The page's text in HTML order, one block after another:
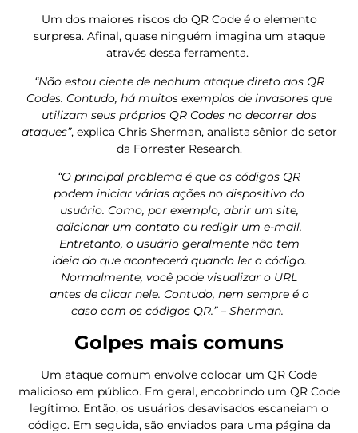
Um dos maiores riscos do QR Code é o elemento
surpresa. Afinal, quase ninguém imagina um ataque
através dessa ferramenta.
“Não estou ciente de nenhum ataque direto aos QR
Codes. Contudo, há muitos exemplos de invasores que
utilizam seus próprios QR Codes no decorrer dos
ataques”, explica Chris Sherman, analista sênior do setor
da Forrester Research.
“O principal problema é que os códigos QR
podem iniciar várias ações no dispositivo do
usuário. Como, por exemplo, abrir um site,
adicionar um contato ou redigir um e-mail.
Entretanto, o usuário geralmente não tem
ideia do que acontecerá quando ler o código.
Normalmente, você pode visualizar o URL
antes de clicar nele. Contudo, nem sempre é o
caso com os códigos QR.” – Sherman.
Golpes mais comuns
Um ataque comum envolve colocar um QR Code
malicioso em público. Em geral, encobrindo um QR Code
legítimo. Então, os usuários desavisados ​​escaneiam o
código. Em seguida, são enviados para uma página da